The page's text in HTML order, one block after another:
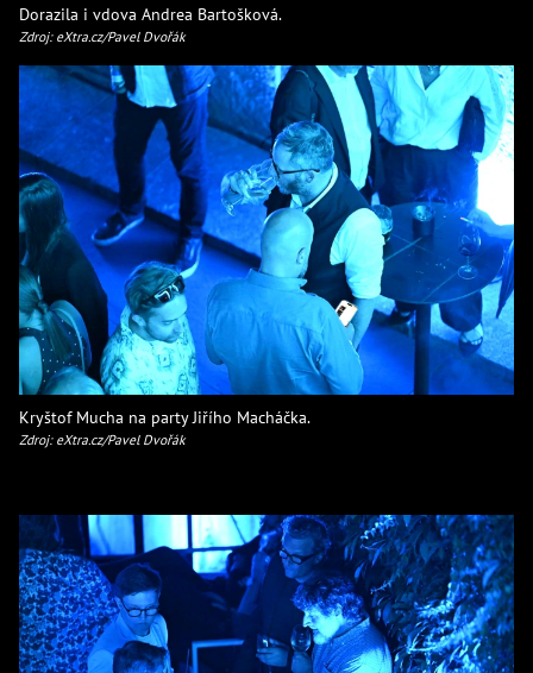
Dorazila i vdova Andrea Bartošková.
Zdroj: eXtra.cz/Pavel Dvořák
Kryštof Mucha na party Jiřího Macháčka.
Zdroj: eXtra.cz/Pavel Dvořák